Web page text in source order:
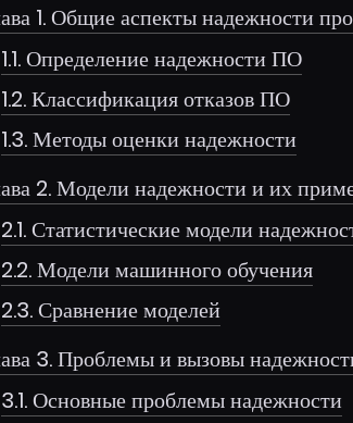
1. Общие аспекты надежности
1.1. Определение надежности ПО
1.2. Классификация отказов ПО
1.3. Методы оценки надежности
2. Модели надежности и их
2.1. Статистические модели
2.2. Модели машинного обучения
2.3. Сравнение моделей
3. Проблемы и вызовы
3.1. Основные проблемы надежности